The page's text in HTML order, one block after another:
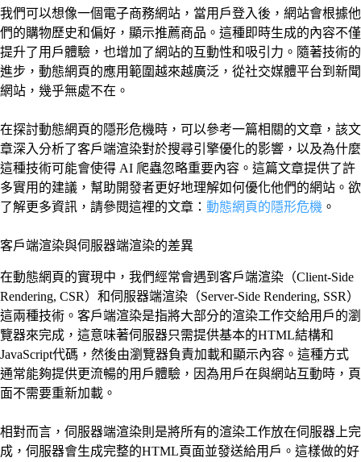
我們可以想像一個電子商務網站，當用戶登入後，網站會根據他
們的購物歷史和偏好，顯示推薦商品。這種即時生成的內容不僅
提升了用戶體驗，也增加了網站的互動性和吸引力。隨著技術的
進步，動態網頁的應用範圍越來越廣泛，從社交媒體平台到新聞
網站，幾乎無處不在。
在探討動態網頁的隱形危機時，可以參考一篇相關的文章，該文
章深入分析了客戶端渲染對於搜尋引擎優化的影響，以及為什麼
這種技術可能會使得 AI 爬蟲忽略重要內容。這篇文章提供了許
多實用的建議，幫助開發者更好地理解如何優化他們的網站。欲
了解更多資訊，請參閱這裡的文章： 動態網頁的隱形危機 。
客戶端渲染與伺服器端渲染的差異
在動態網頁的實現中，我們經常會遇到客戶端渲染（Client-Side
Rendering, CSR）和伺服器端渲染（Server-Side Rendering, SSR）
這兩種技術。客戶端渲染是指將大部分的渲染工作交給用戶的瀏
覽器來完成，這意味著伺服器只需提供基本的HTML結構和
JavaScript代碼，然後由瀏覽器負責加載和顯示內容。這種方式
通常能夠提供更流暢的用戶體驗，因為用戶在與網站互動時，頁
面不需要重新加載。
相對而言，伺服器端渲染則是將所有的渲染工作放在伺服器上完
成，伺服器會生成完整的HTML頁面並發送給用戶。這樣做的好